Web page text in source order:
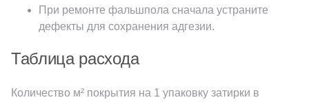
При ремонте фальшпола сначала устраните
дефекты для сохранения адгезии.
Таблица расхода
Количество м² покрытия на 1 упаковку затирки в